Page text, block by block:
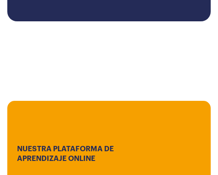
NUESTRA PLATAFORMA DE
APRENDIZAJE ONLINE